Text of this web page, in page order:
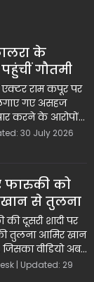
के
गौतमी
हरकतों पर
राम कपूर पर
लगाए गए असहज
करने के आरोपों
पहुंचीं राम कपूर
श्रेया से
भी व्यवहार से उन्हें
तो वे क्षमाप्रार्थी
30 July 2026
फारुकी को
खान से तुलना
वायरल हो
दूसरी शादी पर
तुलना आमिर खान
वीडियो अब
रहा है।
| Updated: 29